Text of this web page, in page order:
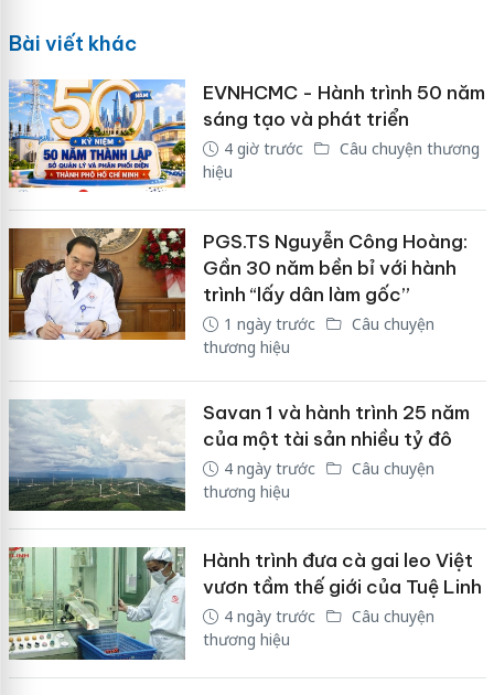
Bài viết khác
EVNHCMC - Hành trình 50 năm
sáng tạo và phát triển
4 giờ trước
Câu chuyện thương
hiệu
PGS.TS Nguyễn Công Hoàng:
Gần 30 năm bền bỉ với hành
trình “lấy dân làm gốc”
1 ngày trước
Câu chuyện
thương hiệu
Savan 1 và hành trình 25 năm
của một tài sản nhiều tỷ đô
4 ngày trước
Câu chuyện
thương hiệu
Hành trình đưa cà gai leo Việt
vươn tầm thế giới của Tuệ Linh
4 ngày trước
Câu chuyện
thương hiệu